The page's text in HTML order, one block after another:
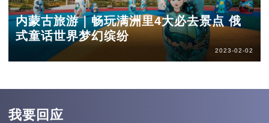
内蒙古旅游｜畅玩满洲里4大必去景点 俄
式童话世界梦幻缤纷
2023-02-02
我要回应